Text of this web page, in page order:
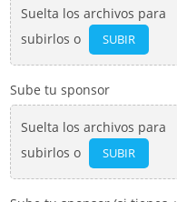
Suelta los archivos para
subirlos o
SUBIR
Sube tu sponsor
Suelta los archivos para
subirlos o
SUBIR